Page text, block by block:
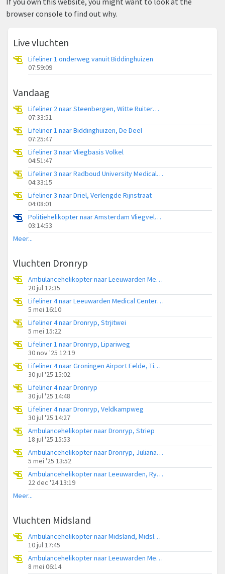
browser console to find out why.
Live vluchten
Lifeliner 1 onderweg vanuit Biddinghuizen
07:59:09
Vandaag
Lifeliner 2 naar Steenbergen, Witte Ruiterweg
07:33:51
Lifeliner 1 naar Biddinghuizen, De Deel
07:25:47
Lifeliner 3 naar Vliegbasis Volkel
04:51:47
Lifeliner 3 naar Radboud University Medical Center Heliport
04:33:15
Lifeliner 3 naar Driel, Verlengde Rijnstraat
04:08:01
Politiehelikopter naar Amsterdam Vliegveld Schiphol
03:14:53
Meer...
Vluchten Dronryp
Ambulancehelikopter naar Leeuwarden Medical Center Heliport
20 jul 12:35
Lifeliner 4 naar Leeuwarden Medical Center Heliport
5 mei 16:10
Lifeliner 4 naar Dronryp, Strjitwei
5 mei 15:22
Lifeliner 1 naar Dronryp, Lipariweg
30 nov '25 12:19
Lifeliner 4 naar Groningen Airport Eelde, Tichelwurk
30 jul '25 15:02
Lifeliner 4 naar Dronryp
30 jul '25 14:48
Lifeliner 4 naar Dronryp, Veldkampweg
30 jul '25 14:27
Ambulancehelikopter naar Dronryp, Striep
18 jul '25 15:53
Ambulancehelikopter naar Dronryp, Julianapark
5 mei '25 13:52
Ambulancehelikopter naar Leeuwarden, Ryksstrjitwei
22 dec '24 13:19
Meer...
Vluchten Midsland
Ambulancehelikopter naar Midsland, Midsland aan Zee
10 jul 17:45
Ambulancehelikopter naar Leeuwarden Medical Center Heliport
8 mei 06:14